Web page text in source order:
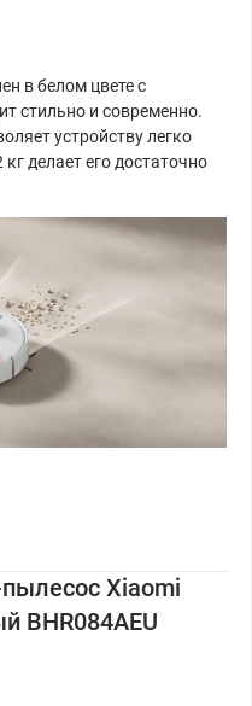
в белом цвете с
стильно и современно.
устройству легко
делает его достаточно
Xiaomi
BHR084AEU